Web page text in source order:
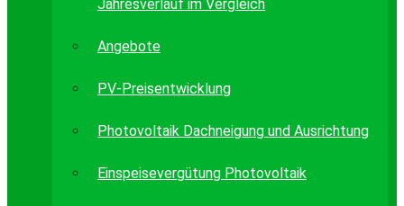
Jahresverlauf im Vergleich
Angebote
PV-Preisentwicklung
Photovoltaik Dachneigung und Ausrichtung
Einspeisevergütung Photovoltaik